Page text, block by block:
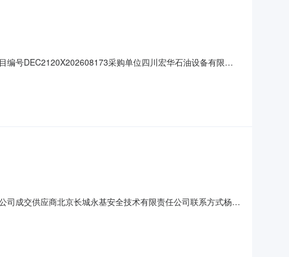
号DEC2120X202608173采购单位四川宏华石油设备有限公
行报价。五、联系方式公告发布媒介此公告
成交供应商北京长城永基安全技术有限责任公司联系方式杨经